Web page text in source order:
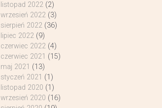
listopad 2022(2)
wrzesień 2022(3)
sierpień 2022(36)
lipiec 2022(9)
czerwiec 2022(4)
czerwiec 2021 (15)
maj 2021 (13)
styczeń 2021 (1)
listopad 2020 (1)
wrzesień 2020 (16)